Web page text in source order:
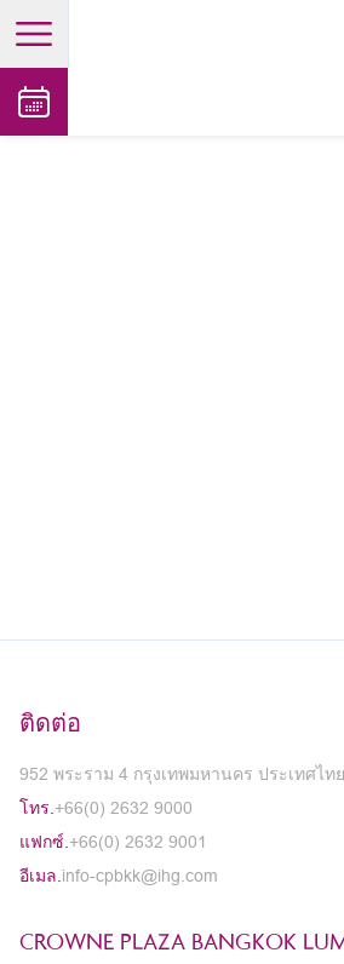
open main menu
ติดต่อ
952 พระราม 4 กรุงเทพมหานคร ประเทศไท
โทร. +66(0) 2632 9000
แฟกซ์. +66(0) 2632 9001
อีเมล. info-cpbkk@ihg.com
CROWNE PLAZA BANGKOK